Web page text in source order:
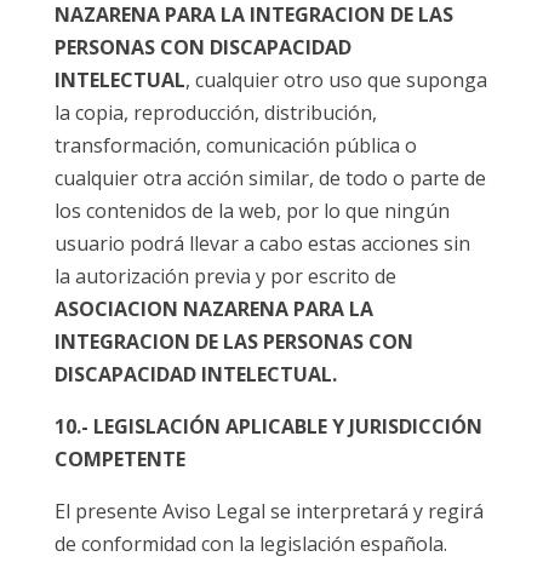
NAZARENA PARA LA INTEGRACION DE LAS
PERSONAS CON DISCAPACIDAD
INTELECTUAL, cualquier otro uso que suponga
la copia, reproducción, distribución,
transformación, comunicación pública o
cualquier otra acción similar, de todo o parte de
los contenidos de la web, por lo que ningún
usuario podrá llevar a cabo estas acciones sin
la autorización previa y por escrito de
ASOCIACION NAZARENA PARA LA
INTEGRACION DE LAS PERSONAS CON
DISCAPACIDAD INTELECTUAL.
10.- LEGISLACIÓN APLICABLE Y JURISDICCIÓN
COMPETENTE
El presente Aviso Legal se interpretará y regirá
de conformidad con la legislación española.